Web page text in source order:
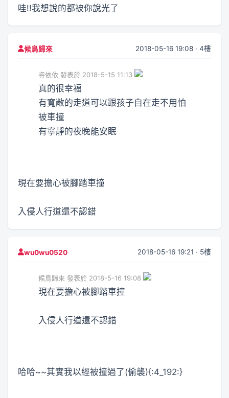
哇!!我想說的都被你說光了
候鳥歸來 2018-05-16 19:08 · 4樓
睿依依 發表於 2018-5-15 11:13
真的很幸福
有寬敞的走道可以跟孩子自在走不用怕
被車撞
有寧靜的夜晚能安眠
現在要擔心被腳踏車撞
入侵人行道還不認錯
wu0wu0520 2018-05-16 19:21 · 5樓
候鳥歸來 發表於 2018-5-16 19:08
現在要擔心被腳踏車撞
入侵人行道還不認錯
哈哈~~其實我以經被撞過了(偷襲){:4_192:}